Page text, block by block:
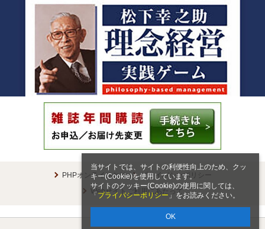
当サイトでは、サイトの利便性向上のため、クッ
キー(Cookie)を使用しています。
サイトのクッキー(Cookie)の使用に関しては、
「 プライバシーポリシー 」をお読みください。
OK
PHPオンラインとは
プライバシーポリシー
Webサイトご利用にあたって